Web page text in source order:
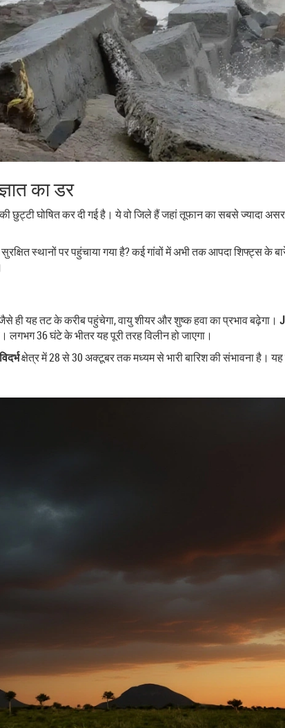
का डर
की छुट्टी घोषित कर दी गई है। ये वो जिले हैं जहां तूफान का सबसे
स्थानों पर पहुंचाया गया है? कई गांवों में अभी तक आपदा शिफ्ट्स
ही यह तट के करीब पहुंचेगा, वायु शीयर और शुष्क हवा का प्रभाव बढ़ेगा।
लगभग 36 घंटे के भीतर यह पूरी तरह विलीन हो जाएगा।
क्षेत्र में 28 से 30 अक्टूबर तक मध्यम से भारी बारिश की संभावना है।